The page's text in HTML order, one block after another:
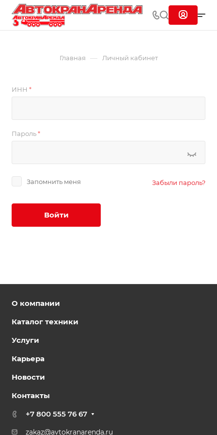
Главная — Личный кабинет
ИНН *
Пароль*
Запомнить меня Забыли пароль?
Войти
О компании
Каталог техники
Услуги
Карьера
Новости
Контакты
+7 800 555 76 67
zakaz@avtokranarenda.ru